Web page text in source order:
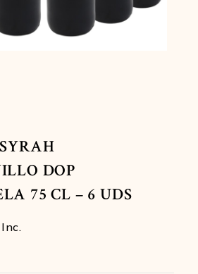
DOP
75 CL – 6 UDS